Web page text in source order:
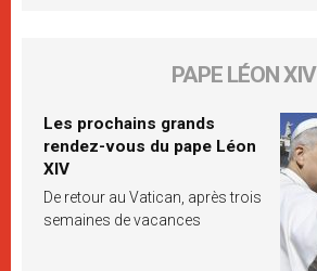
PAPE LÉON XIV
Les prochains grands
rendez-vous du pape Léon
XIV
De retour au Vatican, après trois
semaines de vacances